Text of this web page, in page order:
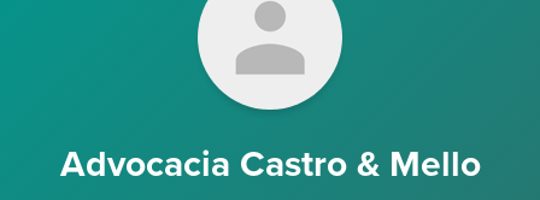
Advocacia Castro & Mello